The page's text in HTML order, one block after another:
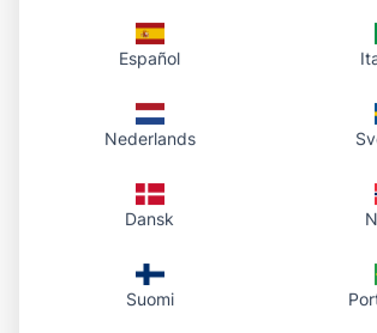
Discord at artist servers
I-drop ang URL o BBCode sa Art
Parehong link sa Toyhouse, Carrd,
signatures — consistent ref kahit
Español
Nederlands
Dansk
Suomi